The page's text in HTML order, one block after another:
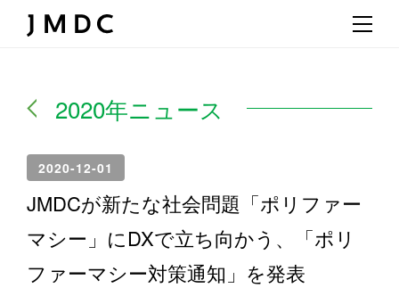
2020年ニュース
2020-12-01
JMDCが新たな社会問題「ポリファー
マシー」にDXで立ち向かう、「ポリ
ファーマシー対策通知」を発表